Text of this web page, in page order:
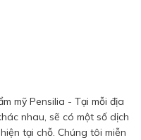
mỹ Pensilia - Tại mỗi địa
nhau, sẽ có một số dịch
tại chỗ. Chúng tôi miễn